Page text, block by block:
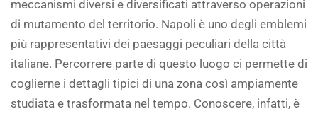
meccanismi diversi e diversificati attraverso operazioni
di mutamento del territorio. Napoli è uno degli emblemi
più rappresentativi dei paesaggi peculiari della città
italiane. Percorrere parte di questo luogo ci permette di
coglierne i dettagli tipici di una zona così ampiamente
studiata e trasformata nel tempo. Conoscere, infatti, è